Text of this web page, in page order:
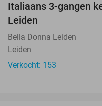
Italiaans 3-gangen
Leiden
Bella Donna Leiden
Leiden
Verkocht: 153